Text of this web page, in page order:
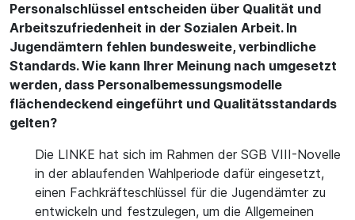
Personalschlüssel entscheiden über Qualität und
Arbeitszufriedenheit in der Sozialen Arbeit. In
Jugendämtern fehlen bundesweite, verbindliche
Standards. Wie kann Ihrer Meinung nach umgesetzt
werden, dass Personalbemessungsmodelle
flächendeckend eingeführt und Qualitätsstandards
gelten?
Die LINKE hat sich im Rahmen der SGB VIII-Novelle
in der ablaufenden Wahlperiode dafür eingesetzt,
einen Fachkräfteschlüssel für die Jugendämter zu
entwickeln und festzulegen, um die Allgemeinen